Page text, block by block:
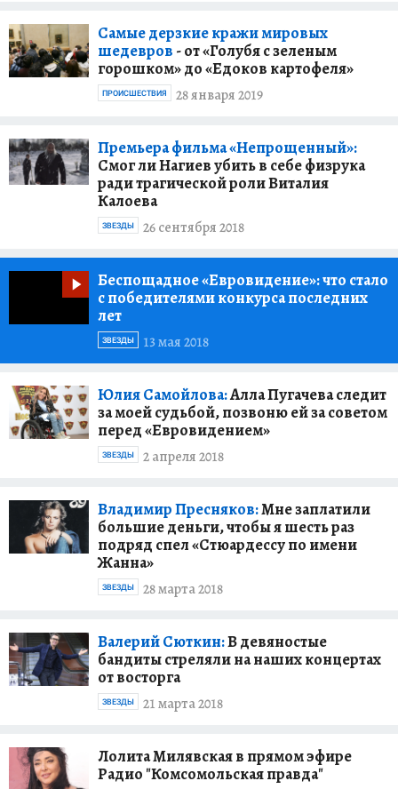
Самые дерзкие кражи мировых
шедевров - от «Голубя с зеленым
горошком» до «Едоков картофеля»
28 января 2019
ПРОИСШЕСТВИЯ
Премьера фильма «Непрощенный»:
Смог ли Нагиев убить в себе физрука
ради трагической роли Виталия
Калоева
26 сентября 2018
ЗВЕЗДЫ
Беспощадное «Евровидение»:что стало
с победителями конкурса последних
лет
13 мая 2018
ЗВЕЗДЫ
Юлия Самойлова:Алла Пугачева следит
за моей судьбой, позвоню ей за советом
перед «Евровидением»
2 апреля 2018
ЗВЕЗДЫ
Владимир Пресняков:Мне заплатили
большие деньги, чтобы я шесть раз
подряд спел «Стюардессу по имени
Жанна»
28 марта 2018
ЗВЕЗДЫ
Валерий Сюткин:В девяностые
бандиты стреляли на наших концертах
от восторга
21 марта 2018
ЗВЕЗДЫ
Лолита Милявская в прямом эфире
Радио "Комсомольская правда"